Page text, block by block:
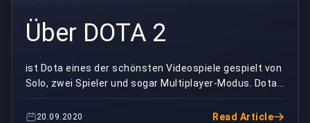
Über DOTA 2
ist Dota eines der schönsten Videospiele gespielt von
Solo, zwei Spieler und sogar Multiplayer-Modus. Dota
2 hat vor erfinden die anderen Spiele be...
20.09.2020 Read Article